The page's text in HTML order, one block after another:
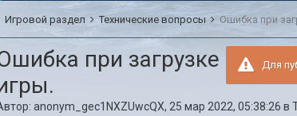
Игровой раздел Технические вопросы Ошибка при
Для
при загрузке
anonym_gec1NXZUwcQX, 25 мар 2022, 05:38:26 в